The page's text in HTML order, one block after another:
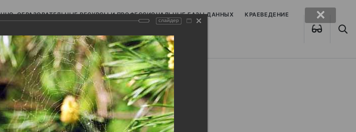
ОБРАЗОВАТЕЛЬНЫЕ РЕСУРСЫ И ПРОФЕССИОНАЛЬНЫЕ БАЗЫ ДАННЫХ КРАЕВЕДЕНИЕ
слайдер